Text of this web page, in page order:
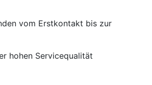
vom Erstkontakt bis zur
hohen Servicequalität